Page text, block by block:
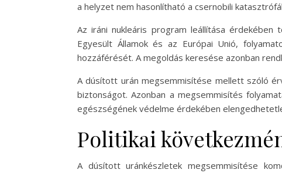
a helyzet nem hasonlítható a csernobili
Az iráni nukleáris program leállítása
Egyesült Államok és az Európai Unió,
hozzáférését. A megoldás keresése azonban
A dúsított urán megsemmisítése mellett szóló
biztonságot. Azonban a megsemmisítés
egészségének védelme érdekében
Politikai
A dúsított uránkészletek megsemmisítése